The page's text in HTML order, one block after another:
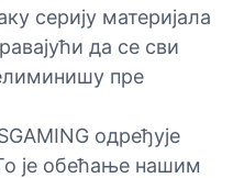
серију материјала
да се сви
пре
одређује
је обећање нашим